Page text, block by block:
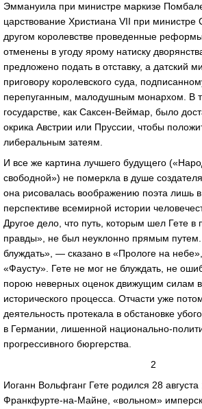
Эммануила при министре маркизе
царствование Христиана VII при министре
другом королевстве проведенные
отменены в угоду ярому натиску
предложено подать в отставку, а датский
приговору королевского суда,
перепуганным, малодушным монархом. В
государстве, как Саксен-Веймар, было
окрика Австрии или Пруссии, чтобы
либеральным затеям.
И все же картина лучшего будущего
свободной») не померкла в душе
она рисовалась воображению поэта лишь
перспективе всемирной истории
Другое дело, что путь, которым шел Гете в
правды», не был неуклонно прямым
блуждать», — сказано в «Прологе на
«Фаусту». Гете не мог не блуждать, не
порою неверных оценок движущим силам
исторического процесса. Отчасти уже
деятельность протекала в обстановке
в Германии, лишенной национально-
прогрессивного бюргерства.
2
Иоганн Вольфганг Гете родился 28
Франкфурте-на-Майне, «вольном»